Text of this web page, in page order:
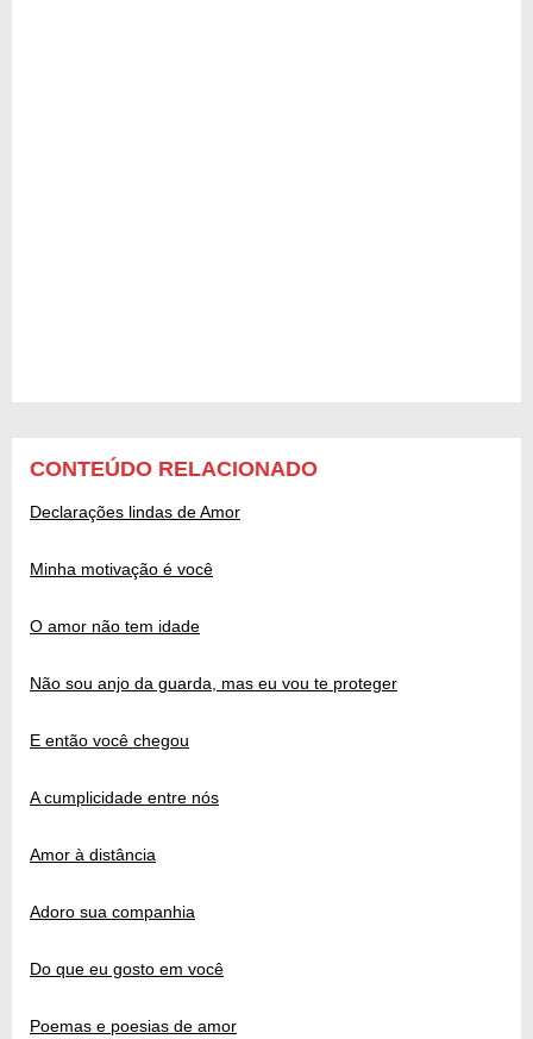
CONTEÚDO RELACIONADO
Declarações lindas de Amor
Minha motivação é você
O amor não tem idade
Não sou anjo da guarda, mas eu vou te proteger
E então você chegou
A cumplicidade entre nós
Amor à distância
Adoro sua companhia
Do que eu gosto em você
Poemas e poesias de amor